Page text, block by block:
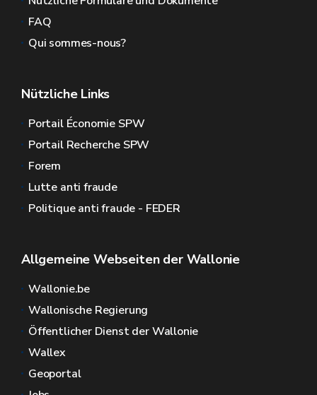
FAQ
Qui sommes-nous?
Nützliche Links
Portail Économie SPW
Portail Recherche SPW
Forem
Lutte anti fraude
Politique anti fraude - FEDER
Allgemeine Webseiten der Wallonie
Wallonie.be
Wallonische Regierung
Öffentlicher Dienst der Wallonie
Wallex
Geoportal